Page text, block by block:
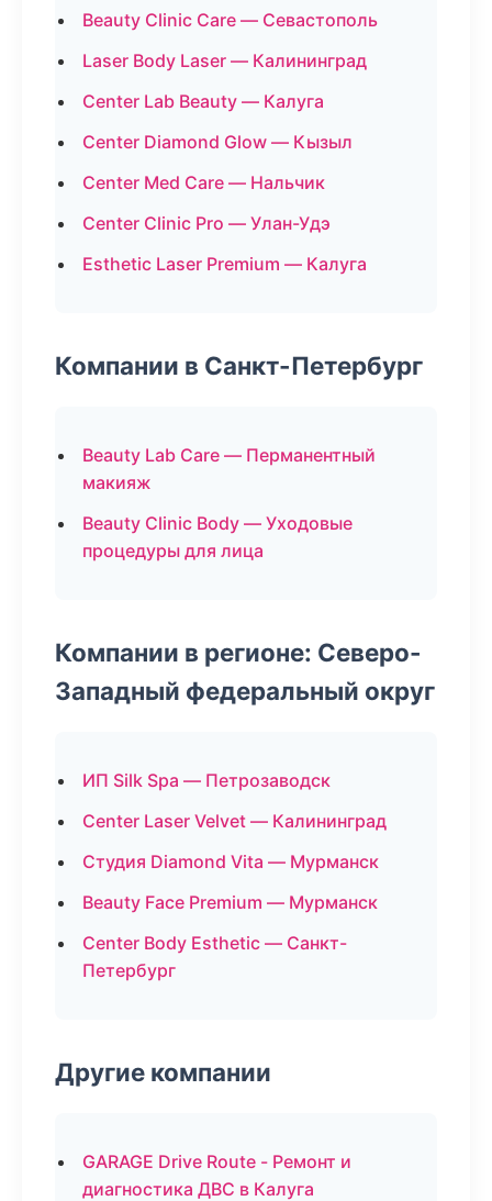
Beauty Clinic Care — Севастополь
Laser Body Laser — Калининград
Center Lab Beauty — Калуга
Center Diamond Glow — Кызыл
Center Med Care — Нальчик
Center Clinic Pro — Улан-Удэ
Esthetic Laser Premium — Калуга
Компании в Санкт-Петербург
Beauty Lab Care — Перманентный
макияж
Beauty Clinic Body — Уходовые
процедуры для лица
Компании в регионе: Северо-
Западный федеральный округ
ИП Silk Spa — Петрозаводск
Center Laser Velvet — Калининград
Студия Diamond Vita — Мурманск
Beauty Face Premium — Мурманск
Center Body Esthetic — Санкт-
Петербург
Другие компании
GARAGE Drive Route - Ремонт и
диагностика ДВС в Калуга